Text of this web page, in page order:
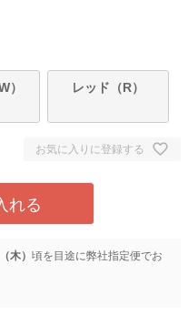
） レッド（R）
お気に入りに登録する
れる
木） に弊社指定便でお